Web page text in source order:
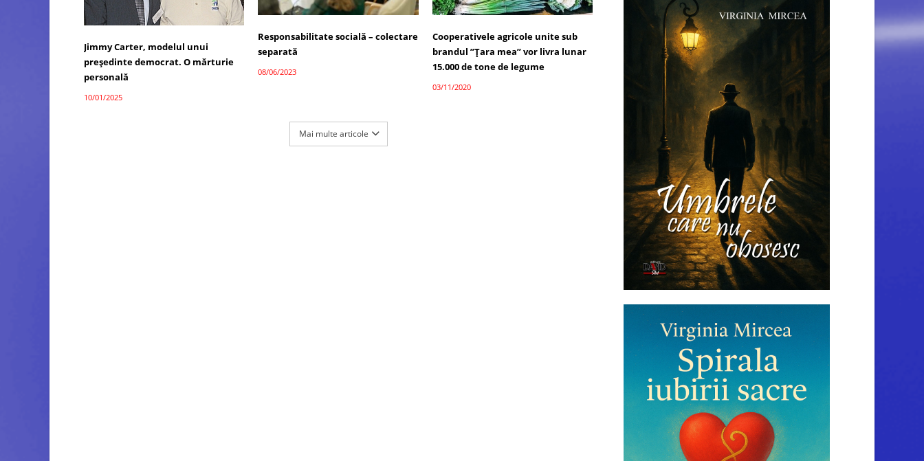
Jimmy Carter, modelul unui
președinte democrat. O mărturie
personală
10/01/2025
Responsabilitate socială – colectare
separată
08/06/2023
Cooperativele agricole unite sub
brandul ”Țara mea” vor livra lunar
15.000 de tone de legume
03/11/2020
Mai multe articole